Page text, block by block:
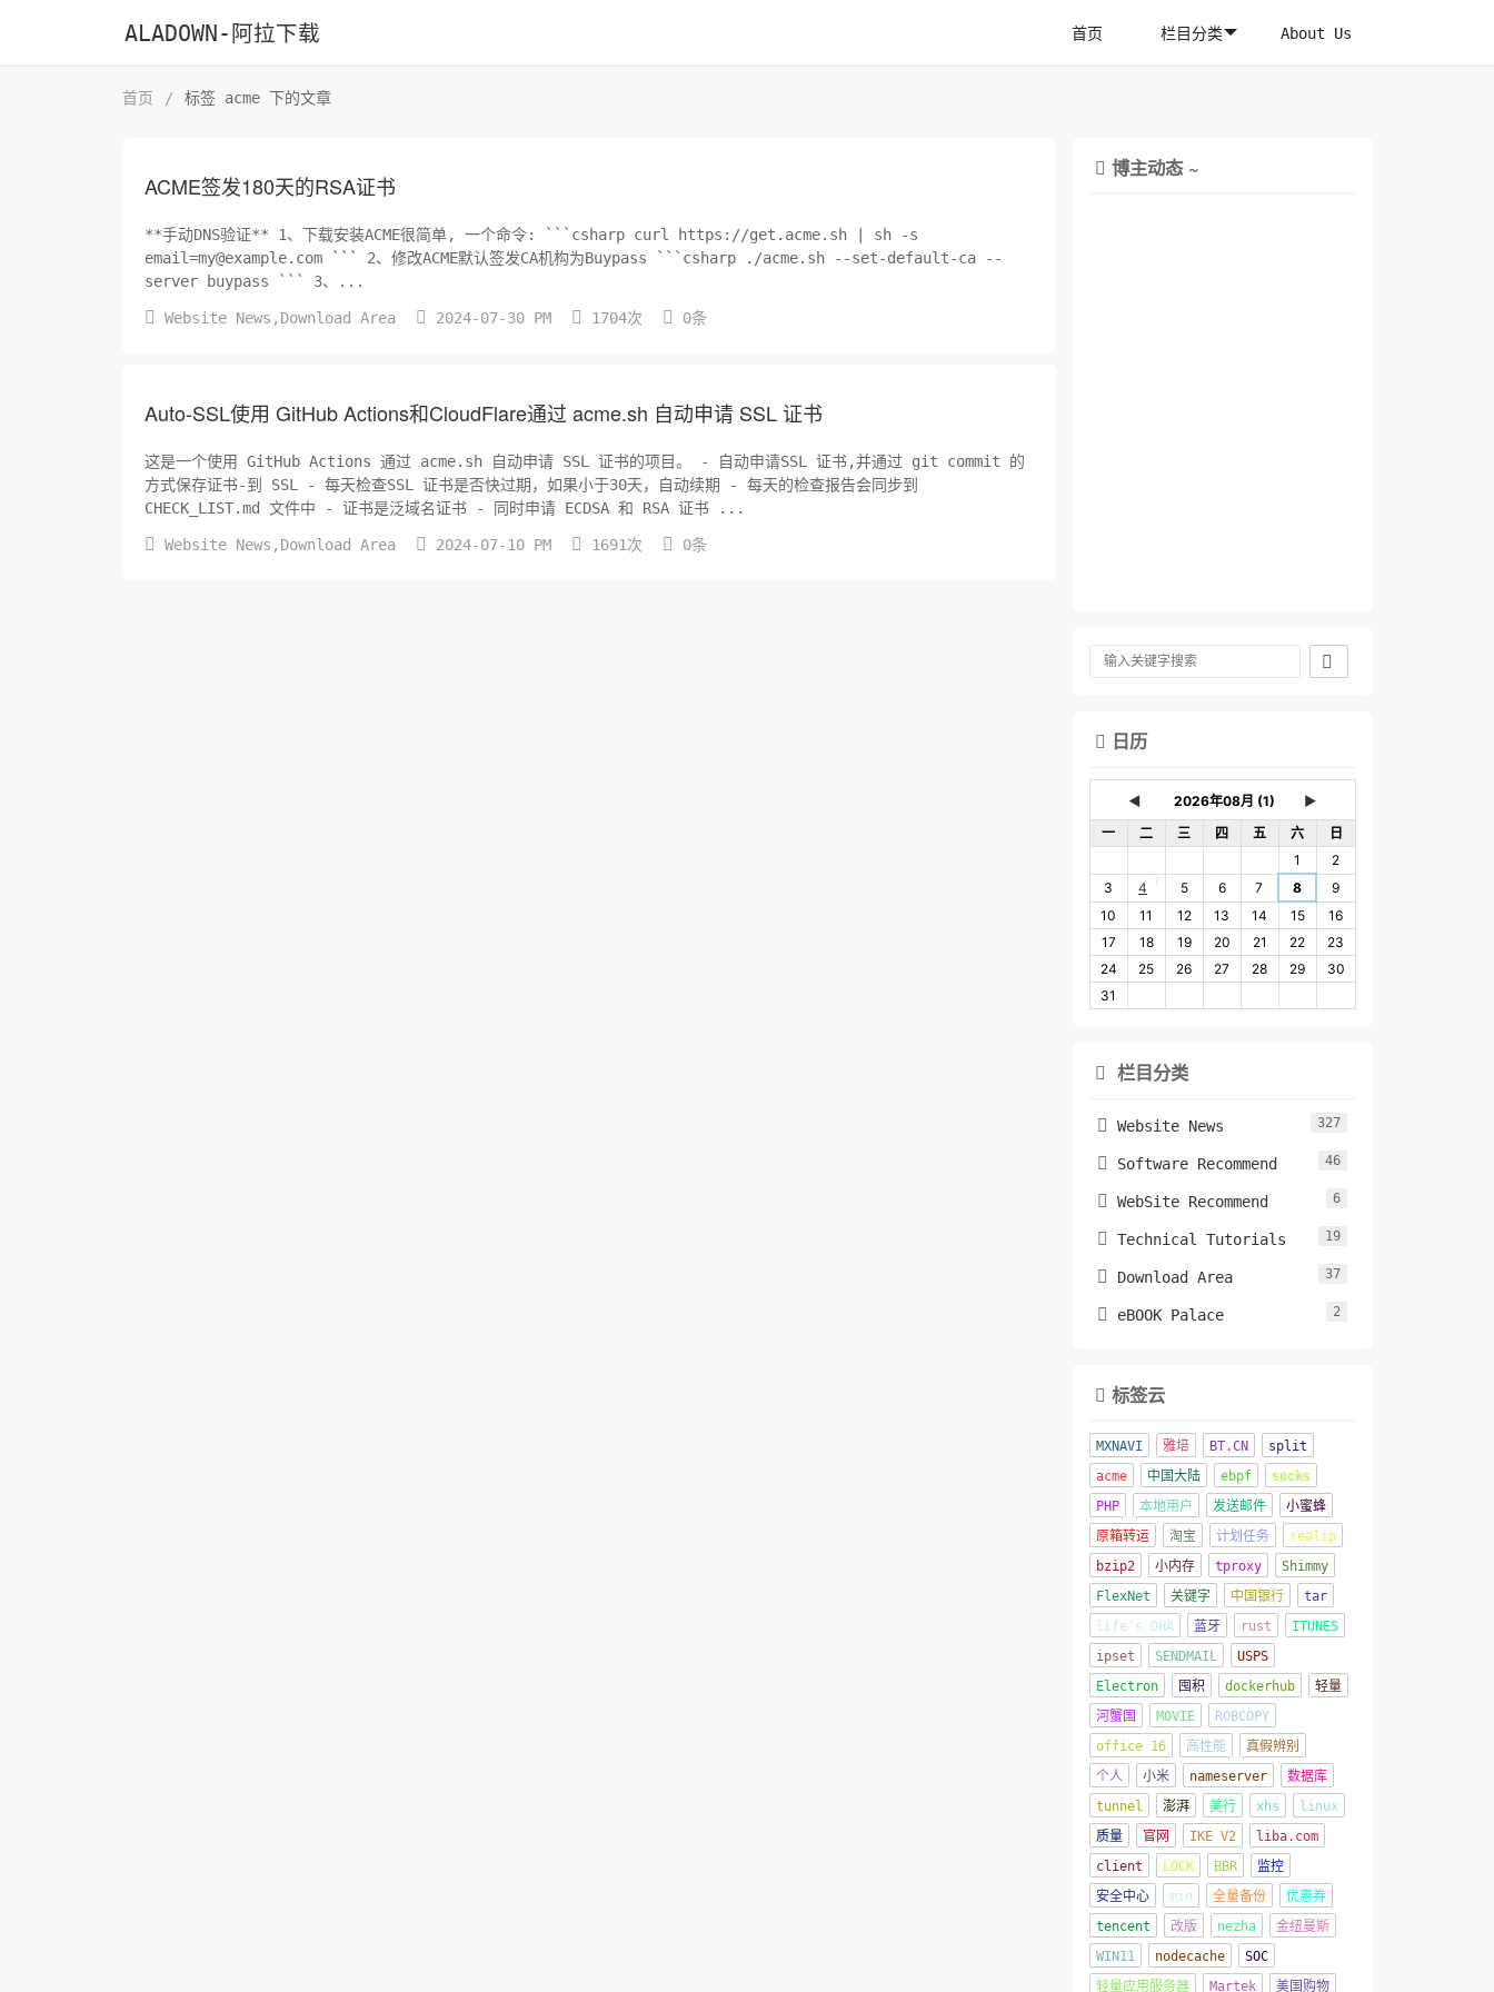
ALADOWN-阿拉下载 首页 栏目分类 About Us
首页 / 标签 acme 下的文章
ACME签发180天的RSA证书
**手动DNS验证** 1、下载安装ACME很简单, 一个命令: ```csharp curl https://get.acme.sh | sh -s
email=my@example.com ``` 2、修改ACME默认签发CA机构为Buypass ```csharp ./acme.sh --set-default-ca --
server buypass ``` 3、...
 Website News , Download Area  2024-07-30 PM  1704次  0条
Auto-SSL使用 GitHub Actions和CloudFlare通过 acme.sh 自动申请 SSL 证书
这是一个使用 GitHub Actions 通过 acme.sh 自动申请 SSL 证书的项目。 - 自动申请SSL 证书,并通过 git commit 的
方式保存证书-到 SSL - 每天检查SSL 证书是否快过期，如果小于30天，自动续期 - 每天的检查报告会同步到
CHECK_LIST.md 文件中 - 证书是泛域名证书 - 同时申请 ECDSA 和 RSA 证书 ...
 Website News , Download Area  2024-07-10 PM  1691次  0条
 博主动态 ~

 日历
◄
►
一
二 三 四 五 六
日
1
2
3
4 1 5 6 7 8
9
10
11 12 13 14 15
16
17
18 19 20 21 22
23
24
25 26 27 28 29
30
31
 栏目分类
 Website News 327
 Software Recommend 46
 WebSite Recommend 6
 Technical Tutorials 19
 Download Area 37
 eBOOK Palace 2
 标签云
MXNAVI 雅培 BT.CN
split
acme
中国大陆 ebpf
socks
PHP
本地用户 发送邮件
小蜜蜂
原箱转运
淘宝 计划任务
realip
bzip2
小内存 tproxy
Shimmy
FlexNet
关键字 中国银行
tar
life's DHA
蓝牙 rust
ITUNES
ipset
SENDMAIL
USPS
Electron
囤积 dockerhub
轻量
河蟹国
MOVIE
ROBCOPY
office 16
高性能
真假辨别
个人
小米 nameserver
数据库
tunnel
澎湃 美行 xhs
linux
质量
官网 IKE V2
liba.com
client
LOCK BBR
监控
安全中心
min 全量备份
优惠券
tencent
改版 nezha
金纽曼斯
WIN11
nodecache
SOC
轻量应用服务器
Martek 美国购物